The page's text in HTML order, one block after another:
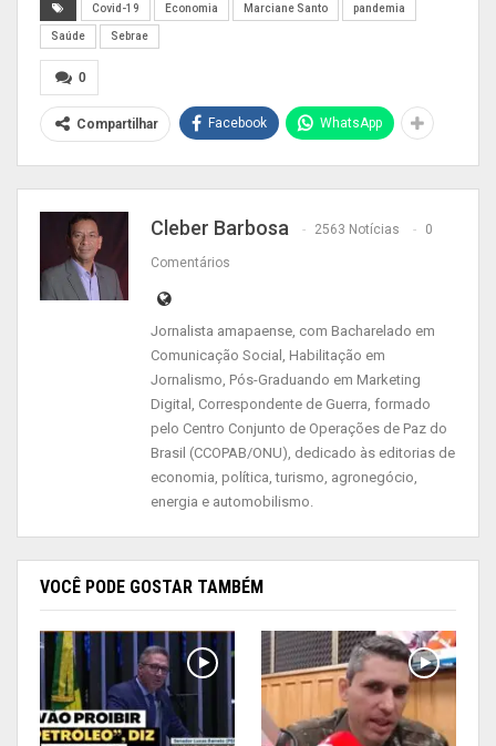
Publicidade (x)
Covid-19 Economia Marciane Santo pandemia
Saúde Sebrae
0
Compartilhar Facebook WhatsApp
Cleber Barbosa 2563 Notícias 0
Comentários
Jornalista amapaense, com Bacharelado em
Comunicação Social, Habilitação em
Jornalismo, Pós-Graduando em Marketing
Digital, Correspondente de Guerra, formado
pelo Centro Conjunto de Operações de Paz do
Brasil (CCOPAB/ONU), dedicado às editorias de
economia, política, turismo, agronegócio,
energia e automobilismo.
VOCÊ PODE GOSTAR TAMBÉM